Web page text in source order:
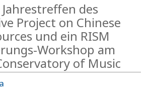
des
Project on Chinese
und ein RISM
Workshop am
of Music